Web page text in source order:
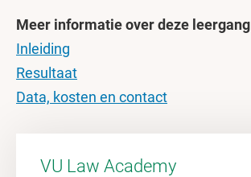
Meer informatie over deze leergang
Inleiding
Resultaat
Data, kosten en contact
VU Law Academy